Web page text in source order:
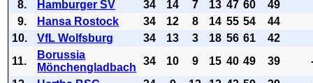
8.
Hamburger SV 34 14 7 13 47 60
49
9.
Hansa Rostock 34 12 8 14 55 54
44
10.
VfL Wolfsburg 34 13 3 18 56 61
42
11.
Borussia
Mönchengladbach
34 10 9 15 40 49 39